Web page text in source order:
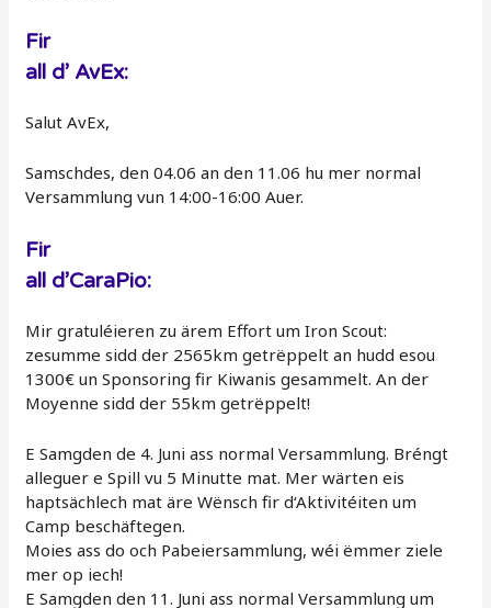
Fir
all d’ AvEx:
Salut AvEx,
Samschdes, den 04.06 an den 11.06 hu mer normal
Versammlung vun 14:00-16:00 Auer.
Fir
all d’CaraPio:
Mir gratuléieren zu ärem Effort um Iron Scout:
zesumme sidd der 2565km getrëppelt an hudd esou
1300€ un Sponsoring fir Kiwanis gesammelt. An der
Moyenne sidd der 55km getrëppelt!
E Samgden de 4. Juni ass normal Versammlung. Bréngt
alleguer e Spill vu 5 Minutte mat. Mer wärten eis
haptsächlech mat äre Wënsch fir d‘Aktivitéiten um
Camp beschäftegen.
Moies ass do och Pabeiersammlung, wéi ëmmer ziele
mer op iech!
E Samgden den 11. Juni ass normal Versammlung um